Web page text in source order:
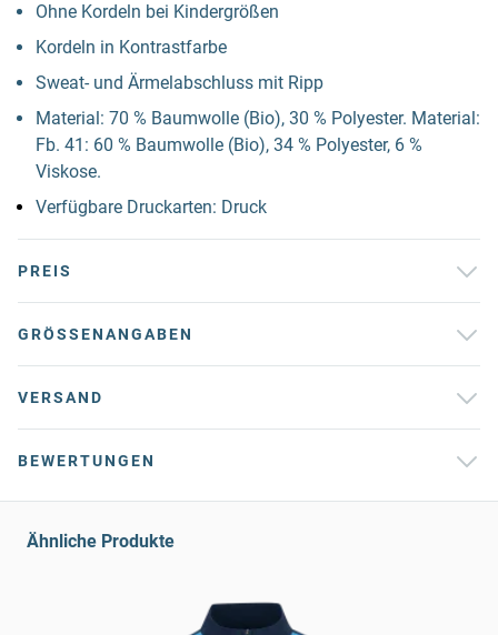
Ohne Kordeln bei Kindergrößen
Kordeln in Kontrastfarbe
Sweat- und Ärmelabschluss mit Ripp
Material: 70 % Baumwolle (Bio), 30 % Polyester. Material:
Fb. 41: 60 % Baumwolle (Bio), 34 % Polyester, 6 %
Viskose.
Verfügbare Druckarten: Druck
PREIS
GRÖSSENANGABEN
VERSAND
BEWERTUNGEN
Ähnliche Produkte